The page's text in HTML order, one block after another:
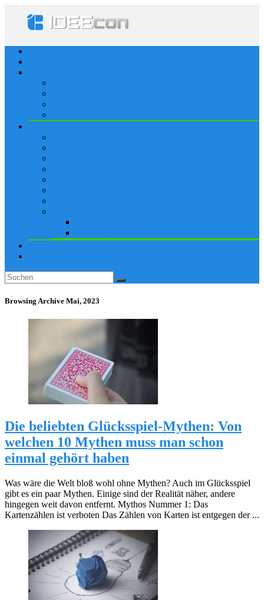
Browsing Archive Mai, 2023
Die beliebten Glücksspiel-Mythen: Von
welchen 10 Mythen muss man schon
einmal gehört haben
Was wäre die Welt bloß wohl ohne Mythen? Auch im Glücksspiel
gibt es ein paar Mythen. Einige sind der Realität näher, andere
hingegen weit davon entfernt. Mythos Nummer 1: Das
Kartenzählen ist verboten Das Zählen von Karten ist entgegen der ...